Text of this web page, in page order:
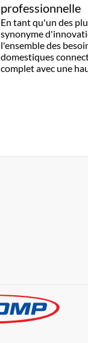
professionnelle
En tant qu'un des
synonyme
l'ensemble des
domestiques
complet avec une